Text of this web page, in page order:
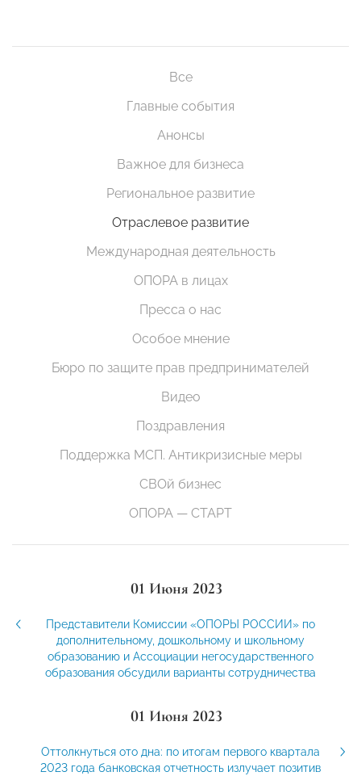
Все
Главные события
Анонсы
Важное для бизнеса
Региональное развитие
Отраслевое развитие
Международная деятельность
ОПОРА в лицах
Пресса о нас
Особое мнение
Бюро по защите прав предпринимателей
Видео
Поздравления
Поддержка МСП. Антикризисные меры
СВОй бизнес
ОПОРА — СТАРТ
01 Июня 2023
Представители Комиссии «ОПОРЫ РОССИИ» по
дополнительному, дошкольному и школьному
образованию и Ассоциации негосударственного
образования обсудили варианты сотрудничества
01 Июня 2023
Оттолкнуться ото дна: по итогам первого квартала
2023 года банковская отчетность излучает позитив